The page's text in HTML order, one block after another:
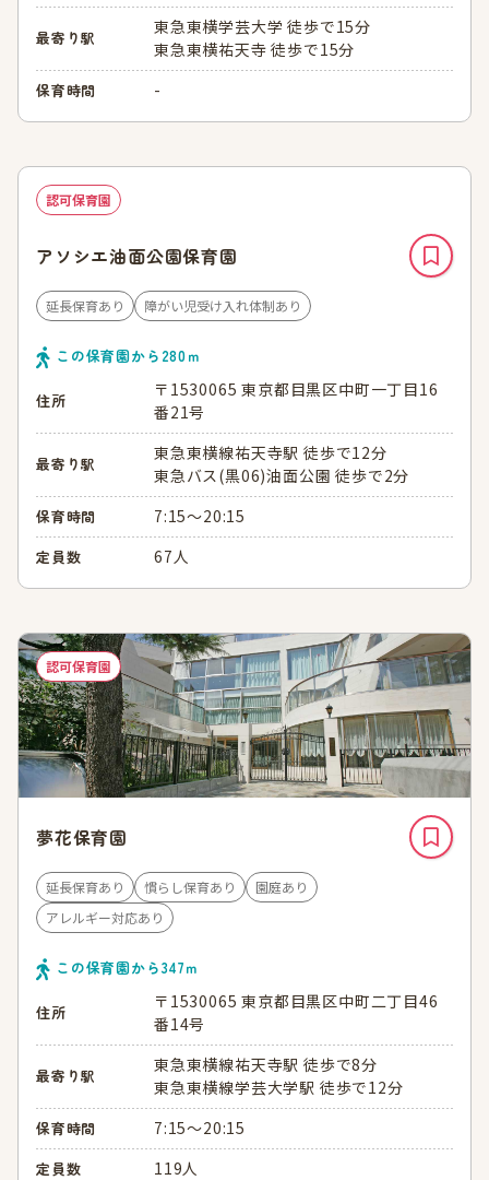
最寄り駅
東急東横学芸大学 徒歩で15分
東急東横祐天寺 徒歩で15分
保育時間 -
認可保育園
アソシエ油面公園保育園
延長保育あり 障がい児受け入れ体制あり
この保育園から 280ｍ
住所
〒1530065 東京都目黒区中町一丁目16
番21号
最寄り駅
東急東横線祐天寺駅 徒歩で12分
東急バス(黒06)油面公園 徒歩で2分
保育時間 7:15～20:15
定員数 67人
認可保育園
夢花保育園
延長保育あり 慣らし保育あり
園庭あり
アレルギー対応あり
この保育園から347ｍ
住所
〒1530065 東京都目黒区中町二丁目46
番14号
最寄り駅
東急東横線祐天寺駅 徒歩で8分
東急東横線学芸大学駅 徒歩で12分
保育時間 7:15～20:15
定員数 119人